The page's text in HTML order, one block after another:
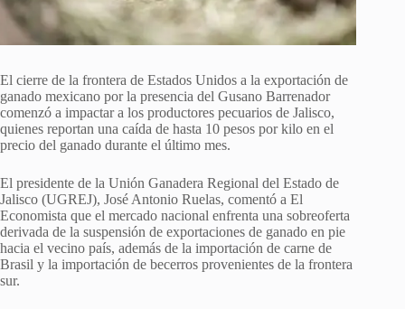
El cierre de la frontera de Estados Unidos a la exportación de
ganado mexicano por la presencia del Gusano Barrenador
comenzó a impactar a los productores pecuarios de Jalisco,
quienes reportan una caída de hasta 10 pesos por kilo en el
precio del ganado durante el último mes.
El presidente de la Unión Ganadera Regional del Estado de
Jalisco (UGREJ), José Antonio Ruelas, comentó a El
Economista que el mercado nacional enfrenta una sobreoferta
derivada de la suspensión de exportaciones de ganado en pie
hacia el vecino país, además de la importación de carne de
Brasil y la importación de becerros provenientes de la frontera
sur.